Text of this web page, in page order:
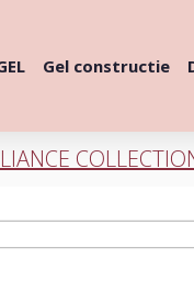
Gel constructie